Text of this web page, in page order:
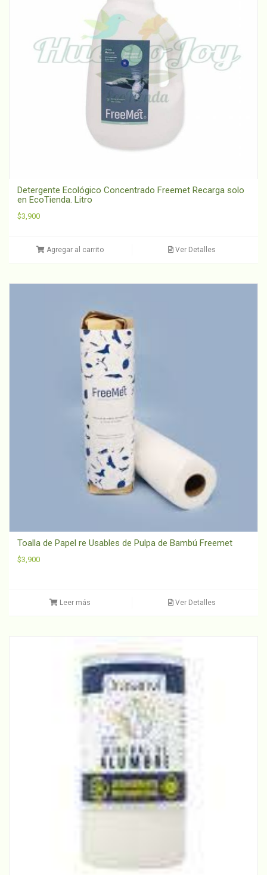
Detergente Ecológico Concentrado Freemet Recarga solo
en EcoTienda. Litro
$3,900
Agregar al carrito Ver Detalles
Toalla de Papel re Usables de Pulpa de Bambú Freemet
$3,900
Leer más Ver Detalles